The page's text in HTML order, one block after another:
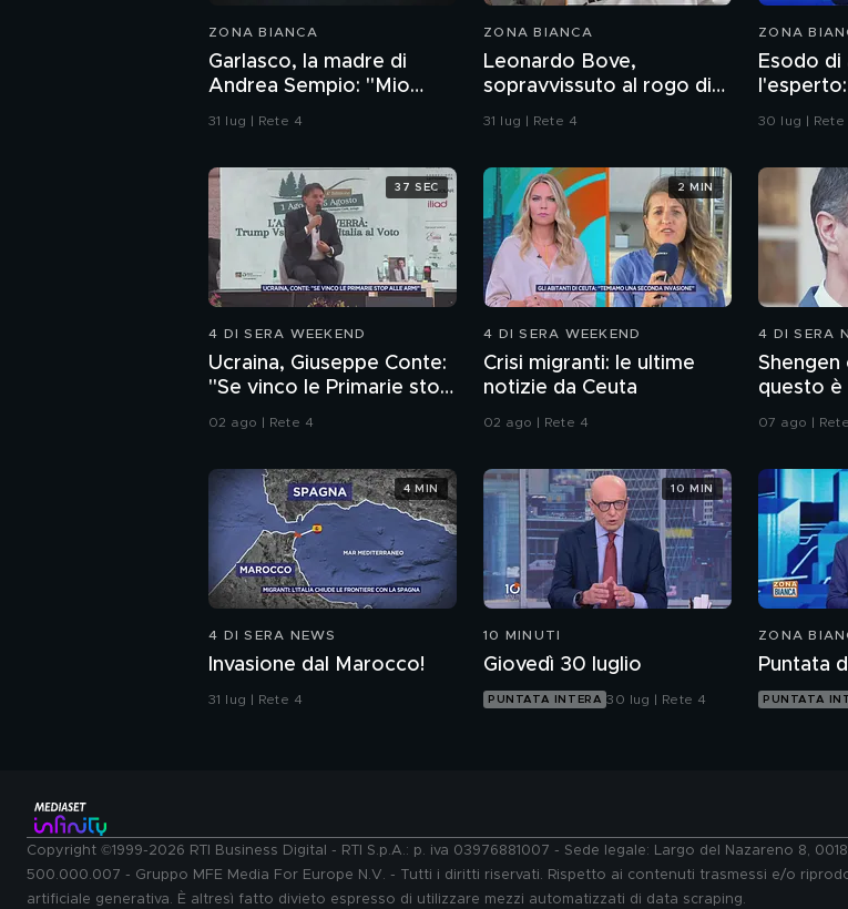
ZONA BIANCA
Garlasco, la madre di
Andrea Sempio: "Mio
marito quando parla
31 lug | Rete 4
ZONA BIANCA
Leonardo Bove,
sopravvissuto al rogo di
Crans-Montana, la
31 lug | Rete 4
ZONA
Esodo di
euro?
30 lug | Rete
4 DI SERA WEEKEND
Ucraina, Giuseppe Conte:
"Se vinco le Primarie stop
alle armi"
02 ago | Rete 4
37 SEC
4 DI SERA WEEKEND
Crisi migranti: le ultime
notizie da Ceuta
02 ago | Rete 4
2 MIN
4 DI SERA
Shengen
questo è
07 ago |
4 DI SERA NEWS
Invasione dal Marocco!
31 lug | Rete 4
4 MIN
10 MINUTI
Giovedì 30 luglio
PUNTATA INTERA 30 lug | Rete 4
10 MIN
ZONA
Puntata
PUNTATA
Copyright ©1999-2026 RTI Business Digital - RTI S.p.A.: p. iva 03976881007 - Sede legale: Largo del Nazareno 8,
500.000.007 - Gruppo MFE Media For Europe N.V. - Tutti i diritti riservati. Rispetto ai contenuti trasmessi e/o
artificiale generativa. È altresì fatto divieto espresso di utilizzare mezzi automatizzati di data scraping.